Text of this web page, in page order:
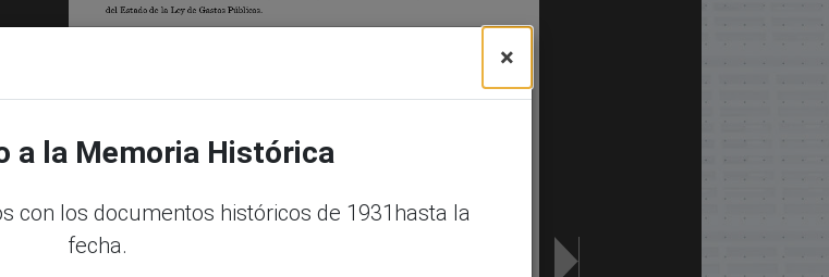
×
a la Memoria Histórica
con los documentos históricos de 1931hasta la
fecha.